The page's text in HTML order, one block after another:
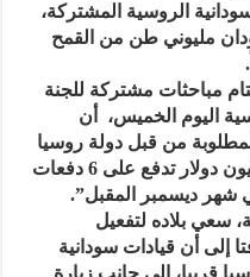
الروسية المشتركة،
مليوني طن من القمح
مباحثات مشتركة للجنة
اليوم الخميس، أن
من قبل دولة روسيا
الاتحادية، والتي قال إنها تبلغ 17 مليون دولار تدفع على 6 دفعات
شهر ديسمبر المقبل”.
سعي بلاده لتفعيل
إلى أن قيادات سودانية
قريبا، إلى جانب زيارة